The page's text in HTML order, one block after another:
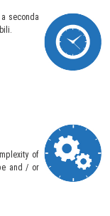
seconda
of
and / or